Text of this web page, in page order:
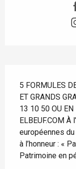
5 FORMULES
ET GRANDS
13 10 50 OU EN
ELBEUF.COM
européennes
à l’honneur : «
Patrimoine en